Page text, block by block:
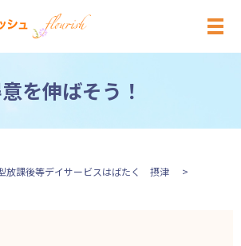
メ
を伸ばそう！
放課後等デイサービスはばたく 摂津